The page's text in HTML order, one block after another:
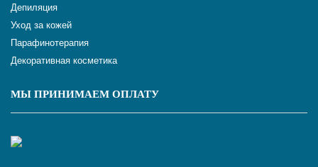
Депиляция
Уход за кожей
Парафинотерапия
Декоративная косметика
МЫ ПРИНИМАЕМ ОПЛАТУ